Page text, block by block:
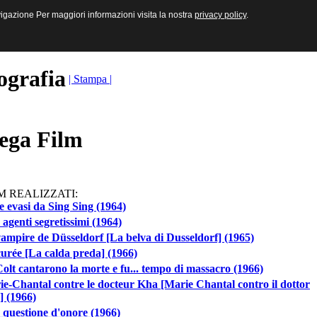
e Multimediali
| Stampa |
Film
REALIZZATI:
evasi da Sing Sing (1964)
agenti segretissimi (1964)
de Düsseldorf [La belva di Dusseldorf] (1965)
[La calda preda] (1966)
cantarono la morte e fu... tempo di massacro (1966)
Chantal contre le docteur Kha [Marie Chantal contro il dottor
(1966)
d'onore (1966)
Per maggiori informazioni visita la nostra privacy policy.
Per maggiori informazioni visita la nostra privacy policy.